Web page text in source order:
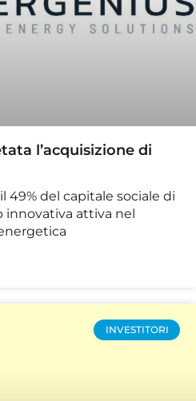
l’acquisizione di
49% del capitale sociale di
innovativa attiva nel
INVESTITORI